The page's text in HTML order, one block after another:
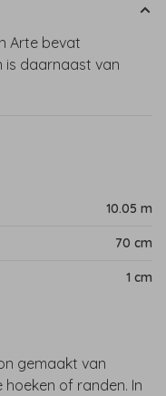
Arte bevat
is daarnaast van
10.05 m
70 cm
1 cm
gemaakt van
of randen. In